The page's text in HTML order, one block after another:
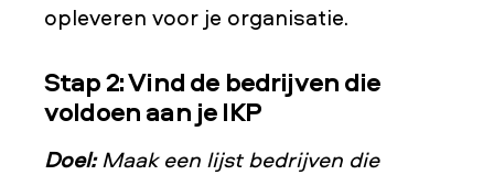
opleveren voor je organisatie.
Stap 2: Vind de bedrijven die
voldoen aan je IKP
Doel:Maak een lijst bedrijven die